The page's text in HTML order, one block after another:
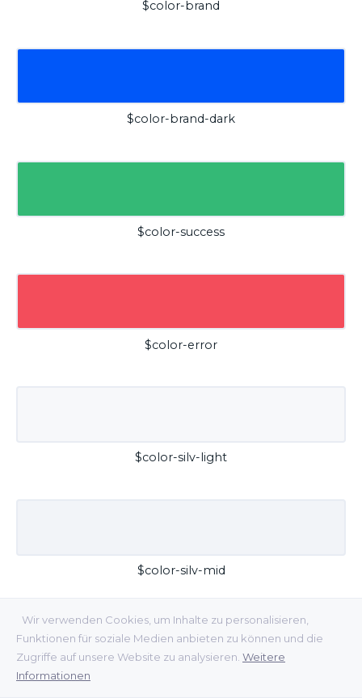
Wir verwenden Cookies, um Inhalte zu personalisieren,
Funktionen für soziale Medien anbieten zu können und die
Zugriffe auf unsere Website zu analysieren. Weitere
Informationen
$color-brand
$color-brand-dark
$color-success
$color-error
$color-silv-light
$color-silv-mid